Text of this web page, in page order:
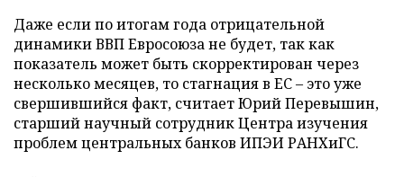
Даже если по итогам года отрицательной
динамики ВВП Евросоюза не будет, так как
показатель может быть скорректирован через
несколько месяцев, то стагнация в ЕС – это уже
свершившийся факт, считает Юрий Перевышин,
старший научный сотрудник Центра изучения
проблем центральных банков ИПЭИ РАНХиГС.